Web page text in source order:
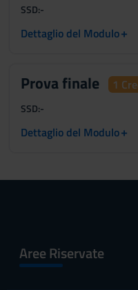
SSD:-
Dettaglio del Modulo+
Prova finale 1
SSD:-
Dettaglio del Modulo+
Aree Riservate